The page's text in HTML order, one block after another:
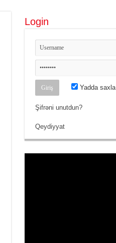
Login
Yadda saxla
Şifrəni unutdun?
Qeydiyyat